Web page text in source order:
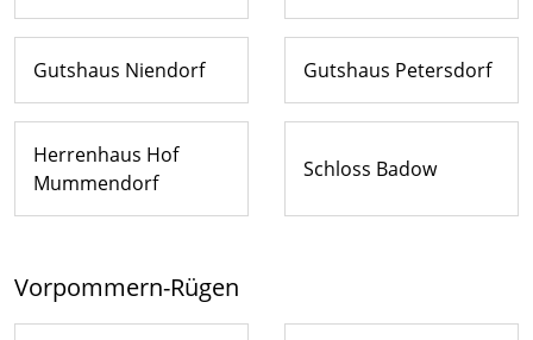
Gutshaus Niendorf Gutshaus Petersdorf
Herrenhaus Hof
Mummendorf
Schloss Badow
Vorpommern-Rügen